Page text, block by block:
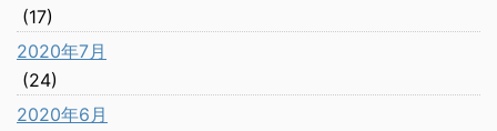
(17)
2020年7月
(24)
2020年6月